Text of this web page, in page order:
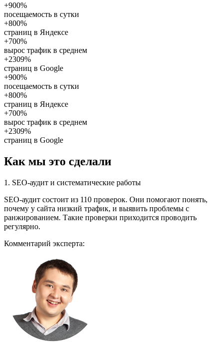
+900%
посещаемость в сутки
+800%
страниц в Яндексе
+700%
вырос трафик в среднем
+2309%
страниц в Google
+900%
посещаемость в сутки
+800%
страниц в Яндексе
+700%
вырос трафик в среднем
+2309%
страниц в Google
Как мы это сделали
1. SEO-аудит и систематические работы
SEO-аудит состоит из 110 проверок. Они помогают понять,
почему у сайта низкий трафик, и выявить проблемы с
ранжированием. Такие проверки приходится проводить
регулярно.
Комментарий эксперта: